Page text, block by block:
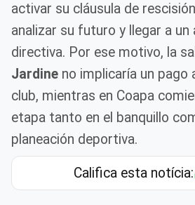
activar su cláusula de
analizar su futuro y llegar a un
directiva. Por ese motivo, la
Jardine no implicaría un pago
club, mientras en Coapa
etapa tanto en el banquillo
planeación deportiva.
Califica esta notícia: